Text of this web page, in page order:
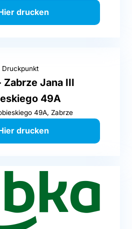
drucken
Druckpunkt
Zabrze Jana III
49A
49A, Zabrze
drucken